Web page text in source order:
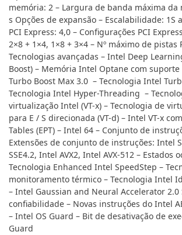
memória: 2 – Largura de banda máxima da
s Opções de expansão – Escalabilidade: 1S
PCI Express: 4,0 – Configurações PCI
2×8 + 1×4, 1×8 + 3×4 – Nº máximo de pistas
Tecnologias avançadas – Intel Deep
Boost) – Memória Intel Optane com
Turbo Boost Max 3.0 – Tecnologia Intel
Tecnologia Intel Hyper-Threading –
virtualização Intel (VT-x) – Tecnologia de
para E / S direcionada (VT-d) – Intel VT-x
Tables (EPT) – Intel 64 – Conjunto de
Extensões de conjunto de instruções: Intel
SSE4.2, Intel AVX2, Intel AVX-512 – Estados
Tecnologia Enhanced Intel SpeedStep –
monitoramento térmico – Tecnologia Intel
– Intel Gaussian and Neural Accelerator 2.0
confiabilidade – Novas instruções do Intel
– Intel OS Guard – Bit de desativação de
Guard